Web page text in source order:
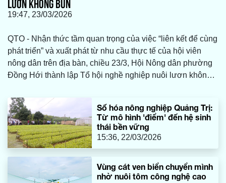
19:47, 23/03/2026
QTO - Nhận thức tầm quan trọng của việc “liên kết để cùng
phát triển” và xuất phát từ nhu cầu thực tế của hội viên
nông dân trên địa bàn, chiều 23/3, Hội Nông dân phường
Đồng Hới thành lập Tổ hội nghề nghiệp nuôi lươn không
Số hóa nông nghiệp Quảng Trị:
Từ mô hình 'điểm' đến hệ sinh
thái bền vững
15:36, 22/03/2026
Vùng cát ven biển chuyển mình
nhờ nuôi tôm công nghệ cao